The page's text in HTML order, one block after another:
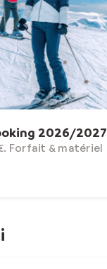
2026/2027
Forfait & matériel